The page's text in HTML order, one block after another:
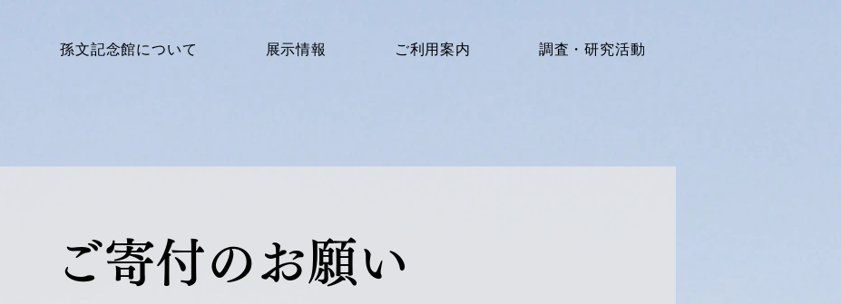
孫文記念館について 展示情報 ご利用案内 調査・研究活動
ご寄付のお願い